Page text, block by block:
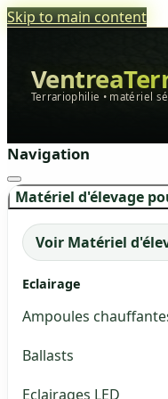
Skip to main content
Terrariophilie • matériel
Navigation
Matériel d'élevage
Voir Matériel
Eclairage
Ampoules
Ballasts
Eclairages LED